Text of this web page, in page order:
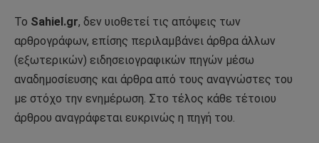
Το Sahiel.gr, δεν υιοθετεί τις απόψεις των
αρθρογράφων, επίσης περιλαμβάνει άρθρα άλλων
(εξωτερικών) ειδησειογραφικών πηγών μέσω
αναδημοσίευσης και άρθρα από τους αναγνώστες του
με στόχο την ενημέρωση. Στο τέλος κάθε τέτοιου
άρθρου αναγράφεται ευκρινώς η πηγή του.